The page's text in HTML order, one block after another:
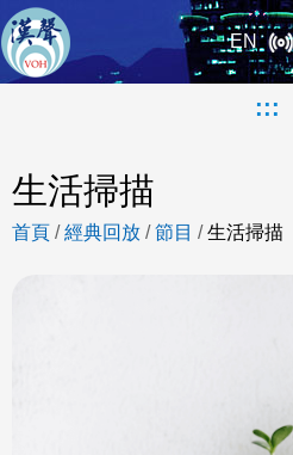
EN
:::
生活掃描
首頁 /經典回放 /節目 /生活掃描